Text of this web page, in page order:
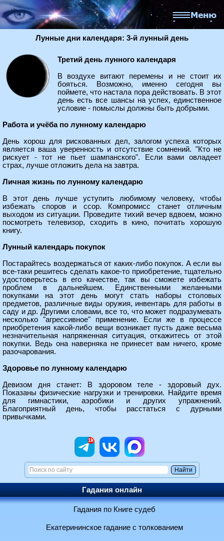
Лунные дни календаря: 3-й лунный день
Третий день лунного календаря
В воздухе витают перемены и не стоит их
бояться. Возможно, именно сегодня вы
поймете, что настала пора действовать. В этот
день есть все шансы на успех, единственное
условие - помыслы должны быть добрыми.
Работа и учёба по лунному календарю
День хорош для рискованных дел, залогом успеха которых
является ваша уверенность и отсутствие сомнений. "Кто не
рискует - тот не пьет шампанского". Если вами овладеет
страх, лучше отложить дела на завтра.
Личная жизнь по лунному календарю
В этот день лучше уступить любимому человеку, чтобы
избежать споров и ссор. Компромисс станет отличным
выходом из ситуации. Проведите тихий вечер вдвоем, можно
посмотреть телевизор, сходить в кино, почитать хорошую
книгу.
Лунный календарь покупок
Постарайтесь воздержаться от каких-либо покупок. А если вы
все-таки решитесь сделать какое-то приобретение, тщательно
удостоверьтесь в его качестве, так вы сможете избежать
проблем в дальнейшем. Единственными желанными
покупками на этот день могут стать наборы столовых
предметов, различные виды оружия, инвентарь для работы в
саду и др. Другими словами, все то, что может подразумевать
несколько "агрессивное" применение. Если же в процессе
приобретения какой-либо вещи возникает пусть даже весьма
незначительная напряженная ситуация, откажитесь от этой
покупки. Ведь она наверняка не принесет вам ничего, кроме
разочарования.
Здоровье по лунному календарю
Девизом дня станет: В здоровом теле - здоровый дух.
Показаны физические нагрузки и тренировки. Найдите время
для гимнастики, аэробики и других упражнений.
Благоприятный день, чтобы расстаться с дурными
привычками.
Гадания онлайн
Гадания по Книге судеб
Екатерининское гадание с толкованием